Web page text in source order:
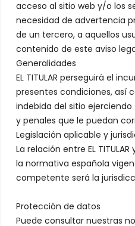
acceso al sitio web y/o los
necesidad de advertencia
de un tercero, a aquellos
contenido de este aviso
Generalidades
EL TITULAR perseguirá el
presentes condiciones, así
indebida del sitio
y penales que le puedan
Legislación aplicable y
La relación entre EL TITULAR
la normativa española
competente será la
Protección de datos
Puede consultar nuestras
AVISO LEGAL